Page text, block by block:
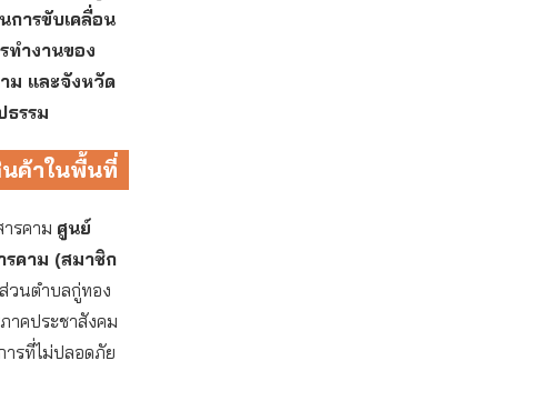
ารขับเคลื่อน
ทำงานของ
ม และจังหวัด
ธรรม
ค้าในพื้นที่
รคาม ศูนย์
รคาม (สมาชิก
วนตำบลกู่ทอง
าคประชาสังคม
ารที่ไม่ปลอดภัย